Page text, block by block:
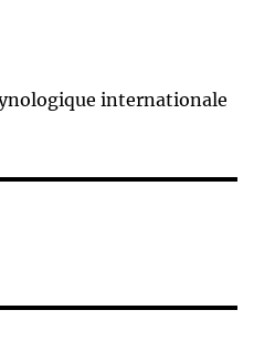
internationale